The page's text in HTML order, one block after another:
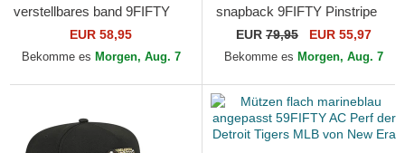
verstellbares band 9FIFTY
Retro Crown Wool Pinstripe
der Detroit Tigers MLB...
EUR 58,95
Bekomme es Morgen, Aug. 7
snapback 9FIFTY Pinstripe
Visor Clip der Detroit Tigers
MLB von New Era
EUR 79,95 EUR 55,97
Bekomme es Morgen, Aug. 7